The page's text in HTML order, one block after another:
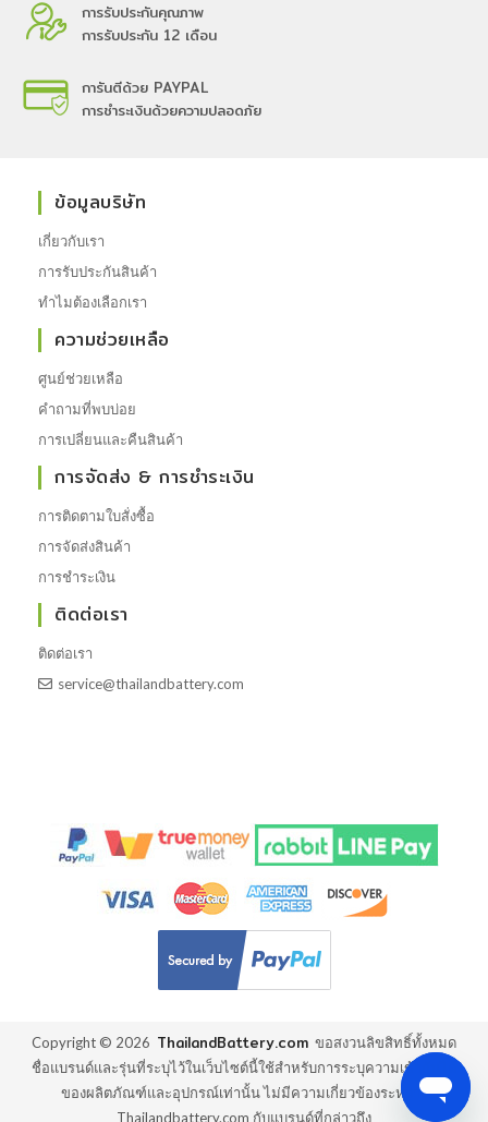
การรับประกันคุณภาพ
การรับประกัน 12 เดือน
การันตีด้วย PAYPAL
การชำระเงินด้วยความปลอดภัย
ข้อมูลบริษัท
เกี่ยวกับเรา
การรับประกันสินค้า
ทำไมต้องเลือกเรา
ความช่วยเหลือ
ศูนย์ช่วยเหลือ
คำถามที่พบบ่อย
การเปลี่ยนและคืนสินค้า
การจัดส่ง & การชำระเงิน
การติดตามใบสั่งซื้อ
การจัดส่งสินค้า
การชำระเงิน
ติดต่อเรา
ติดต่อเรา
service@thailandbattery.com
Copyright © 2026 ThailandBattery.com ขอสงวนลิขสิทธิ์ทั้งหมด
ชื่อแบรนด์และรุ่นที่ระบุไว้ในเว็บไซต์นี้ใช้สำหรับการระบุความเข้ากันได้
ของผลิตภัณฑ์และอุปกรณ์เท่านั้น ไม่มีความเกี่ยวข้องระหว่าง
Thailandbattery.com กับแบรนด์ที่กล่าวถึง